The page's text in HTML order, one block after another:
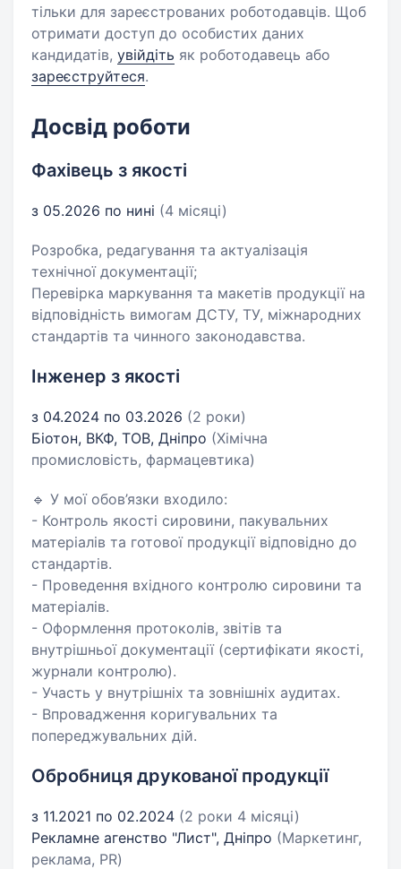
тільки для зареєстрованих роботодавців. Щоб
отримати доступ до особистих даних
кандидатів, увійдіть як роботодавець або
зареєструйтеся.
Досвід роботи
Фахівець з якості
з 05.2026 по нині (4 місяці)
Розробка, редагування та актуалізація
технічної документації;
Перевірка маркування та макетів продукції на
відповідність вимогам ДСТУ, ТУ, міжнародних
стандартів та чинного законодавства.
Інженер з якості
з 04.2024 по 03.2026 (2 роки)
Біотон, ВКФ, ТОВ, Дніпро (Хімічна
промисловість, фармацевтика)
🔹 У мої обов’язки входило:
- Контроль якості сировини, пакувальних
матеріалів та готової продукції відповідно до
стандартів.
- Проведення вхідного контролю сировини та
матеріалів.
- Оформлення протоколів, звітів та
внутрішньої документації (сертифікати якості,
журнали контролю).
- Участь у внутрішніх та зовнішніх аудитах.
- Впровадження коригувальних та
попереджувальних дій.
Обробниця друкованої продукції
з 11.2021 по 02.2024 (2 роки 4 місяці)
Рекламне агенство "Лист", Дніпро (Маркетинг,
реклама, PR)